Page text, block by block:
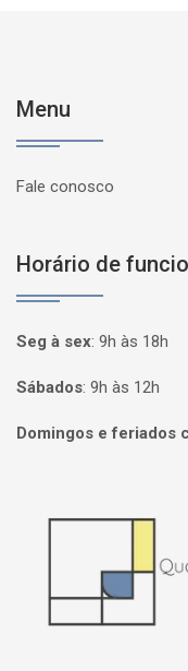
Menu
Fale conosco
Horário de
Seg à sex: 9h às 18h
Sábados: 9h às 12h
Domingos e feriados